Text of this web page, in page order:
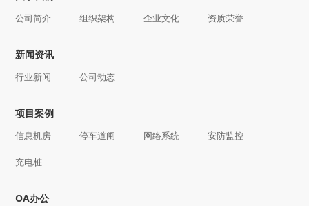
公司简介 组织架构 企业文化 资质荣誉
新闻资讯
行业新闻 公司动态
项目案例
信息机房 停车道闸 网络系统 安防监控
充电桩
OA办公